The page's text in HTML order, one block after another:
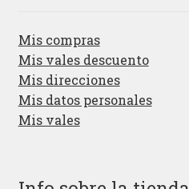
Mis compras
Mis vales descuento
Mis direcciones
Mis datos personales
Mis vales